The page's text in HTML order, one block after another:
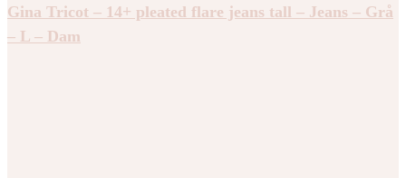
Gina Tricot – 14+ pleated flare jeans tall – Jeans – Grå
– L – Dam